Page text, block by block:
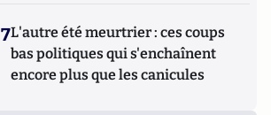
7L'autre été meurtrier : ces coups
bas politiques qui s'enchaînent
encore plus que les canicules